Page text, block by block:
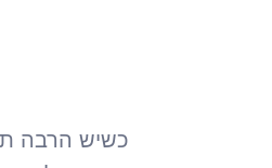
כשיש הרבה